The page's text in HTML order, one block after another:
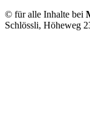
© für alle Inhalte bei
Schlössli, Höheweg